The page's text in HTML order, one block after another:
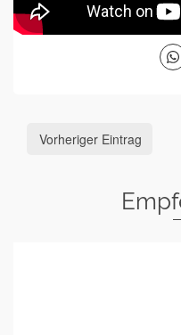
Vorheriger Eintrag